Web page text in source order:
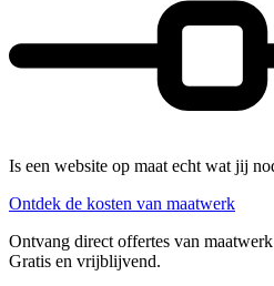
Is een website op maat echt wat jij
Ontdek de kosten van maatwerk
Ontvang direct offertes van
Gratis en vrijblijvend.